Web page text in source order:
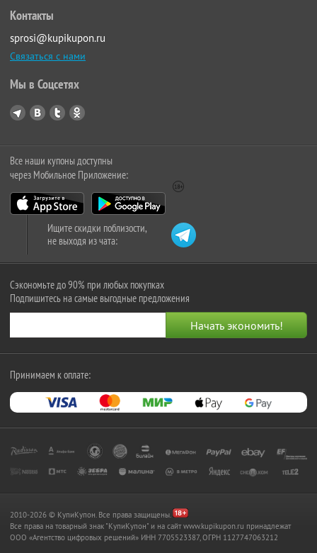
Контакты
sprosi@kupikupon.ru
Связаться с нами
Мы в Соцсетях
Все наши купоны доступны
через Мобильное Приложение:
Ищите скидки поблизости,
не выходя из чата:
Сэкономьте до 90% при любых покупках
Подпишитесь на самые выгодные предложения
Принимаем к оплате:
2010-2026 © КупиКупон. Все права защищены.
Все права на товарный знак "КупиКупон" и на сайт www.kupikupon.ru принадлежат
OOO «Агентство цифровых решений» ИНН 7705523387, ОГРН 1127747063212